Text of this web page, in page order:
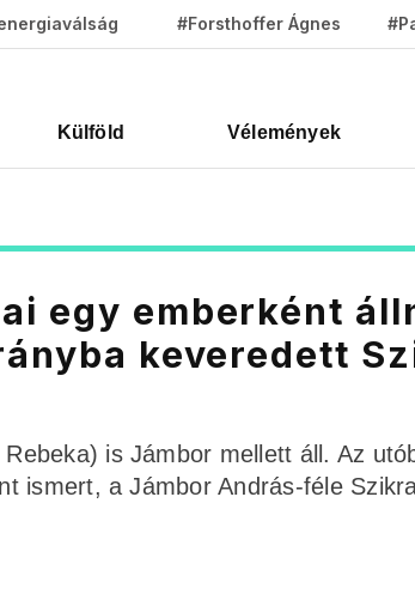
#Forsthoffer Ágnes
Külföld Vélemények
egy emberként
keveredett
is Jámbor mellett áll. Az
ismert, a Jámbor András-féle